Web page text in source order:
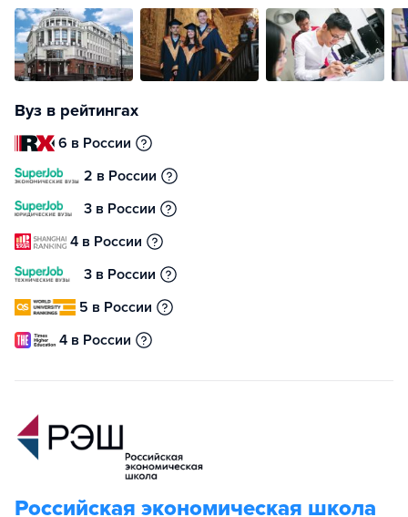
Вуз в рейтингах
6 в России
2 в России
3 в России
4 в России
3 в России
5 в России
4 в России
Российская экономическая школа